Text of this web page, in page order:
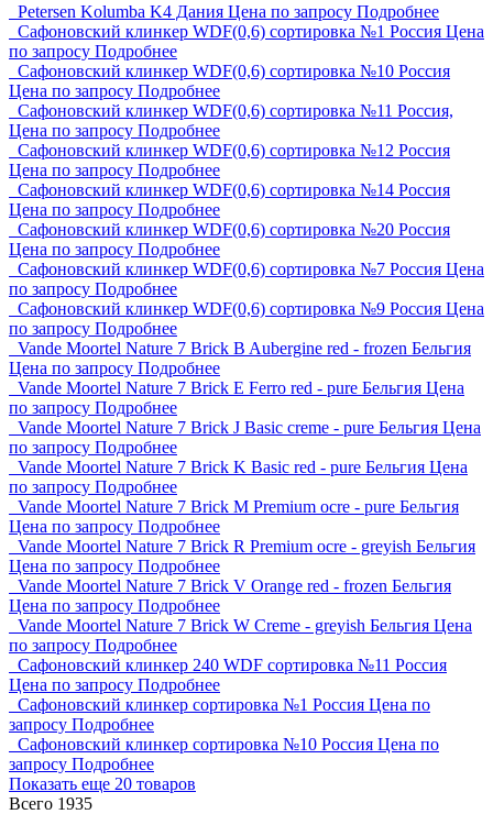
Petersen Kolumba K4 Дания Цена по запросу Подробнее
Сафоновский клинкер WDF(0,6) сортировка №1 Россия Цена
по запросу Подробнее
Сафоновский клинкер WDF(0,6) сортировка №10 Россия
Цена по запросу Подробнее
Сафоновский клинкер WDF(0,6) сортировка №11 Россия,
Цена по запросу Подробнее
Сафоновский клинкер WDF(0,6) сортировка №12 Россия
Цена по запросу Подробнее
Сафоновский клинкер WDF(0,6) сортировка №14 Россия
Цена по запросу Подробнее
Сафоновский клинкер WDF(0,6) сортировка №20 Россия
Цена по запросу Подробнее
Сафоновский клинкер WDF(0,6) сортировка №7 Россия Цена
по запросу Подробнее
Сафоновский клинкер WDF(0,6) сортировка №9 Россия Цена
по запросу Подробнее
Vande Moortel Nature 7 Brick B Aubergine red - frozen Бельгия
Цена по запросу Подробнее
Vande Moortel Nature 7 Brick E Ferro red - pure Бельгия Цена
по запросу Подробнее
Vande Moortel Nature 7 Brick J Basic creme - pure Бельгия Цена
по запросу Подробнее
Vande Moortel Nature 7 Brick K Basic red - pure Бельгия Цена
по запросу Подробнее
Vande Moortel Nature 7 Brick M Premium ocre - pure Бельгия
Цена по запросу Подробнее
Vande Moortel Nature 7 Brick R Premium ocre - greyish Бельгия
Цена по запросу Подробнее
Vande Moortel Nature 7 Brick V Orange red - frozen Бельгия
Цена по запросу Подробнее
Vande Moortel Nature 7 Brick W Creme - greyish Бельгия Цена
по запросу Подробнее
Сафоновский клинкер 240 WDF сортировка №11 Россия
Цена по запросу Подробнее
Сафоновский клинкер сортировка №1 Россия Цена по
запросу Подробнее
Сафоновский клинкер сортировка №10 Россия Цена по
запросу Подробнее
Показать еще 20 товаров
Всего 1935